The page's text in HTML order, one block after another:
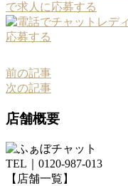
で求人に応募する
応募する
前の記事
次の記事
店舗概要
TEL｜0120-987-013
【店舗一覧】